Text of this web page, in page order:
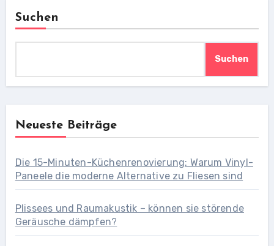
Suchen
Suchen
Neueste Beiträge
Die 15-Minuten-Küchenrenovierung: Warum Vinyl-
Paneele die moderne Alternative zu Fliesen sind
Plissees und Raumakustik – können sie störende
Geräusche dämpfen?